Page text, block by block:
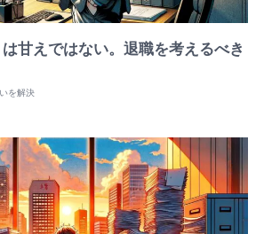
は甘えではない。退職を考えるべき
を解決